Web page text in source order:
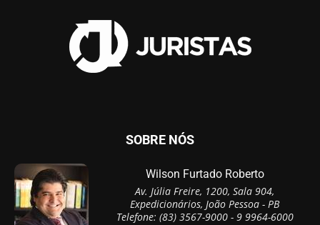
SOBRE NÓS
Wilson Furtado Roberto
Av. Júlia Freire, 1200, Sala 904,
Expedicionários, João Pessoa - PB
Telefone: (83) 3567-9000 - 9 9964-6000